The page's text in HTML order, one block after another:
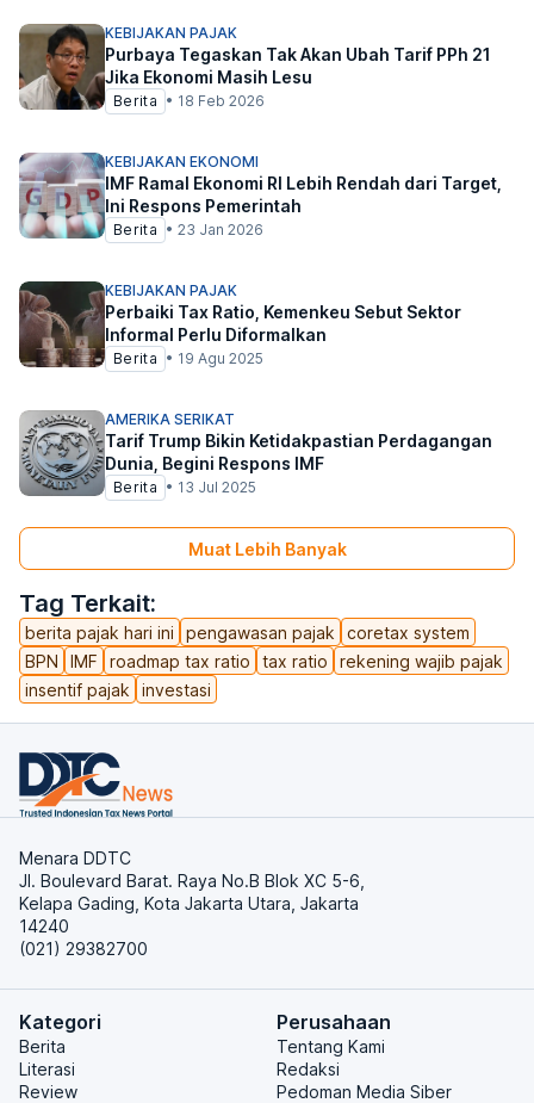
Tag Terkait:
berita pajak hari ini pengawasan pajak
coretax system
BPN
IMF roadmap tax ratio tax ratio
rekening wajib pajak
insentif pajak
investasi
KEBIJAKAN PAJAK
Purbaya Tegaskan Tak Akan Ubah Tarif PPh 21
Jika Ekonomi Masih Lesu
Berita • 18 Feb 2026
KEBIJAKAN EKONOMI
IMF Ramal Ekonomi RI Lebih Rendah dari Target,
Ini Respons Pemerintah
Berita • 23 Jan 2026
KEBIJAKAN PAJAK
Perbaiki Tax Ratio, Kemenkeu Sebut Sektor
Informal Perlu Diformalkan
Berita • 19 Agu 2025
AMERIKA SERIKAT
Tarif Trump Bikin Ketidakpastian Perdagangan
Dunia, Begini Respons IMF
Berita • 13 Jul 2025
Muat Lebih Banyak
Menara DDTC
Jl. Boulevard Barat. Raya No.B Blok XC 5-6,
Kelapa Gading, Kota Jakarta Utara, Jakarta
14240
(021) 29382700
Kategori
Berita
Literasi
Review
Perusahaan
Tentang Kami
Redaksi
Pedoman Media Siber